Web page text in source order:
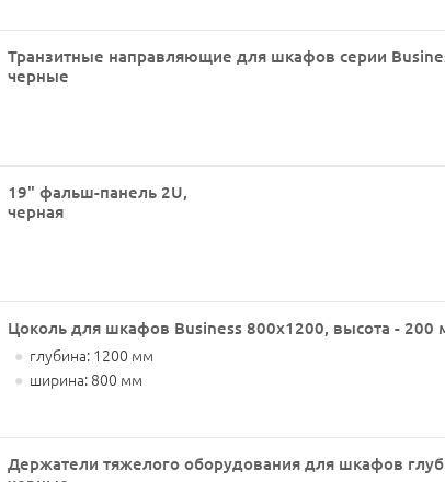
Транзитные направляющие для шкафов серии
черные
19" фальш-панель 2U,
черная
Цоколь для шкафов Business 800x1200, высота - 200
● глубина: 1200 мм
● ширина: 800 мм
Держатели тяжелого оборудования для шкафов